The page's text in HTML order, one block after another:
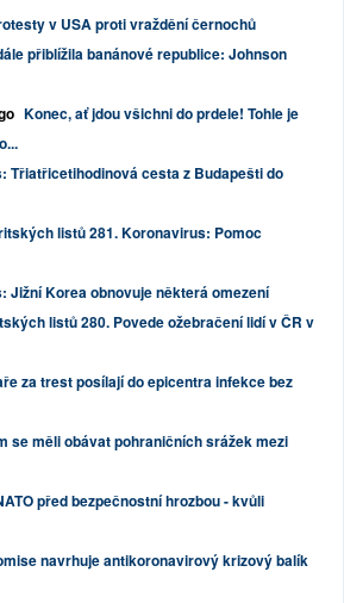
v USA proti vraždění černochů
přiblížila banánové republice: Johnson
Konec, ať jdou všichni do prdele! Tohle je
Třiatřicetihodinová cesta z Budapešti do
listů 281. Koronavirus: Pomoc
Jižní Korea obnovuje některá omezení
listů 280. Povede ožebračení lidí v ČR v
za trest posílají do epicentra infekce bez
se měli obávat pohraničních srážek mezi
před bezpečnostní hrozbou - kvůli
navrhuje antikoronavirový krizový balík